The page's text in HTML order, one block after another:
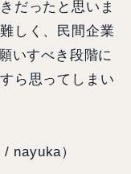
だったと思いま
しく、民間企業
いすべき段階に
ら思ってしまい
nayuka）